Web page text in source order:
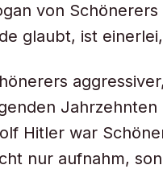
von
glaubt, ist
Jahrzehnten
Hitler war
nur aufnahm,